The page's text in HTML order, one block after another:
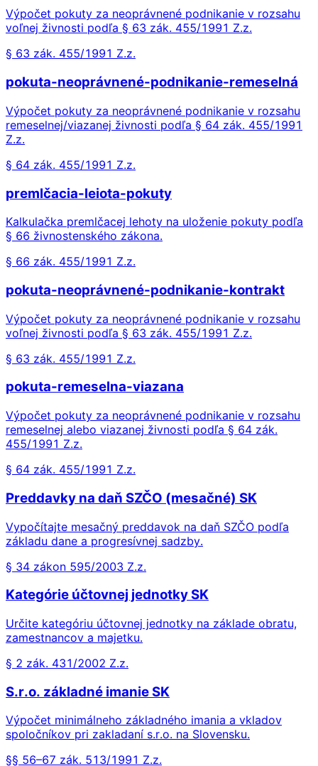
Výpočet pokuty za neoprávnené podnikanie v rozsahu
voľnej živnosti podľa § 63 zák. 455/1991 Z.z.
§ 63 zák. 455/1991 Z.z.
pokuta-neoprávnené-podnikanie-remeselná
Výpočet pokuty za neoprávnené podnikanie v rozsahu
remeselnej/viazanej živnosti podľa § 64 zák. 455/1991
Z.z.
§ 64 zák. 455/1991 Z.z.
premlčacia-leiota-pokuty
Kalkulačka premlčacej lehoty na uloženie pokuty podľa
§ 66 živnostenského zákona.
§ 66 zák. 455/1991 Z.z.
pokuta-neoprávnené-podnikanie-kontrakt
Výpočet pokuty za neoprávnené podnikanie v rozsahu
voľnej živnosti podľa § 63 zák. 455/1991 Z.z.
§ 63 zák. 455/1991 Z.z.
pokuta-remeselna-viazana
Výpočet pokuty za neoprávnené podnikanie v rozsahu
remeselnej alebo viazanej živnosti podľa § 64 zák.
455/1991 Z.z.
§ 64 zák. 455/1991 Z.z.
Preddavky na daň SZČO (mesačné) SK
Vypočítajte mesačný preddavok na daň SZČO podľa
základu dane a progresívnej sadzby.
§ 34 zákon 595/2003 Z.z.
Kategórie účtovnej jednotky SK
Určite kategóriu účtovnej jednotky na základe obratu,
zamestnancov a majetku.
§ 2 zák. 431/2002 Z.z.
S.r.o. základné imanie SK
Výpočet minimálneho základného imania a vkladov
spoločníkov pri zakladaní s.r.o. na Slovensku.
§§ 56–67 zák. 513/1991 Z.z.